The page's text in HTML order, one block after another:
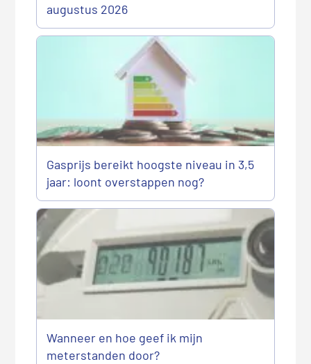
augustus 2026
Gasprijs bereikt hoogste niveau in 3,5
jaar: loont overstappen nog?
Wanneer en hoe geef ik mijn
meterstanden door?